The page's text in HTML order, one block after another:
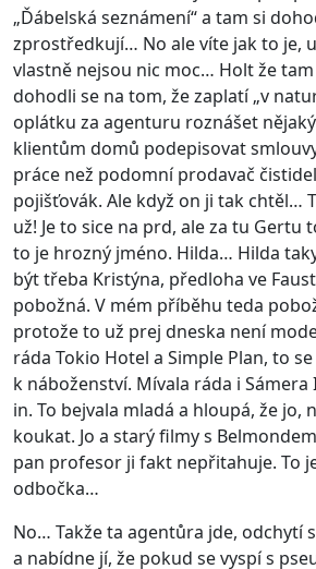
„Ďábelská seznámení“ a tam si
zprostředkují… No ale víte jak to je,
vlastně nejsou nic moc… Holt že
dohodli se na tom, že zaplatí „v
oplátku za agenturu roznášet
klientům domů podepisovat
práce než podomní prodavač
pojišťovák. Ale když on ji tak chtěl…
už! Je to sice na prd, ale za tu Gertu
to je hrozný jméno. Hilda… Hilda
být třeba Kristýna, předloha ve
pobožná. V mém příběhu teda
protože to už prej dneska není
ráda Tokio Hotel a Simple Plan, to
k náboženství. Mívala ráda i Sámera
in. To bejvala mladá a hloupá, že jo,
koukat. Jo a starý filmy s
pan profesor ji fakt nepřitahuje. To
odbočka…
No… Takže ta agentůra jde, odchytí
a nabídne jí, že pokud se vyspí s